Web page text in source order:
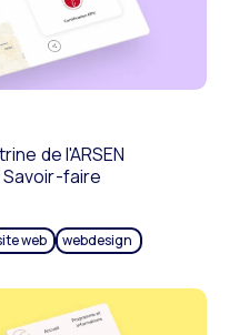
de l'ARSEN
faire
web webdesign